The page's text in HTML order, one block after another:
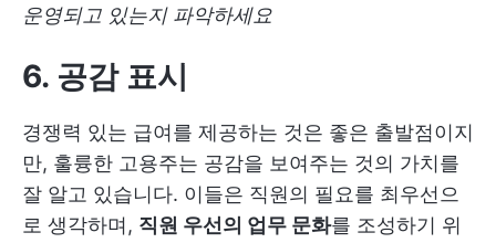
운영되고 있는지 파악하세요
6. 공감 표시
경쟁력 있는 급여를 제공하는 것은 좋은 출발점이지
만, 훌륭한 고용주는 공감을 보여주는 것의 가치를
잘 알고 있습니다. 이들은 직원의 필요를 최우선으
로 생각하며, 직원 우선의 업무 문화를 조성하기 위